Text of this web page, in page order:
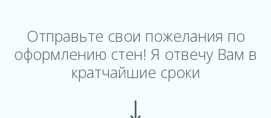
Отправьте свои пожелания по
оформлению стен! Я отвечу Вам в
кратчайшие сроки